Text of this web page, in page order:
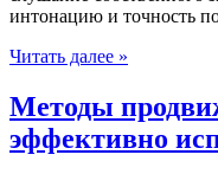
интонацию и точность
Читать далее »
Методы
эффективно